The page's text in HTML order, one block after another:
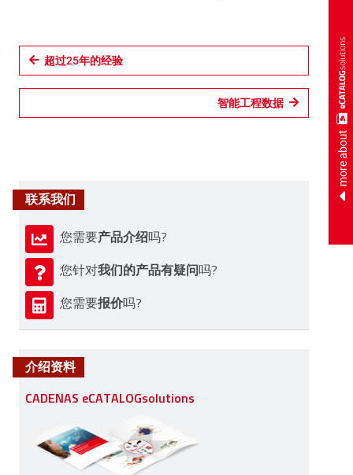
more about
超过25年的经验
智能工程数据
联系我们
您需要产品介绍吗?
您针对我们的产品有疑问吗?
您需要报价吗?
介绍资料
CADENAS eCATALOGsolutions